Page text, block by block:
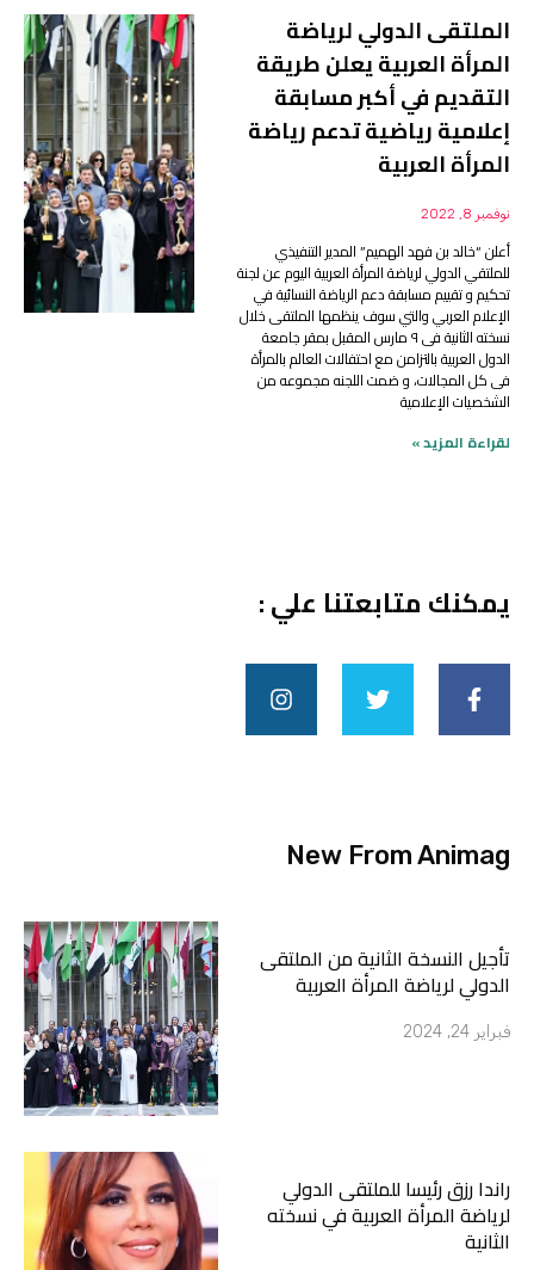
الملتقى الدولي لرياضة
المرأة العربية يعلن طريقة
التقديم في أكبر مسابقة
إعلامية رياضية تدعم رياضة
المرأة العربية
نوفمبر 8, 2022
أعلن “خالد بن فهد الهميم” المدير التنفيذي
للملتقي الدولي لرياضة المرأة العربية اليوم عن لجنة
تحكيم و تقييم مسابقة دعم الرياضة النسائية في
الإعلام العربي والتي سوف ينظمها الملتقى خلال
نسخته الثانية فى ٩ مارس المقبل بمقر جامعة
الدول العربية بالتزامن مع احتفالات العالم بالمرأة
فى كل المجالات، و ضمت اللجنه مجموعه من
الشخصيات الإعلامية
لقراءة المزيد »
يمكنك متابعتنا علي :
a
c
e
b
-
f
w
i
t
t
n
s
t
a
New From Animag
تأجيل النسخة الثانية من الملتقى
الدولي لرياضة المرأة العربية
فبراير 24, 2024
راندا رزق رئيسا للملتقى الدولي
لرياضة المرأة العربية في نسخته
الثانية